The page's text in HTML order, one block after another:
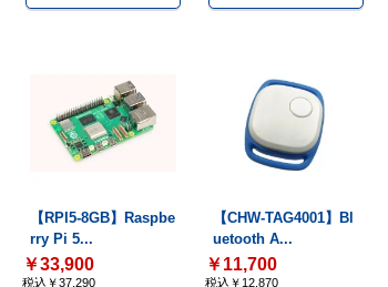
【RPI5-8GB】Raspbe
rry Pi 5...
￥33,900
税込￥37,290
【CHW-TAG4001】Bl
uetooth A...
￥11,700
税込￥12,870